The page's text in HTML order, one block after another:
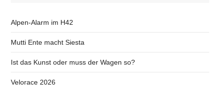
Alpen-Alarm im H42
Mutti Ente macht Siesta
Ist das Kunst oder muss der Wagen so?
Velorace 2026